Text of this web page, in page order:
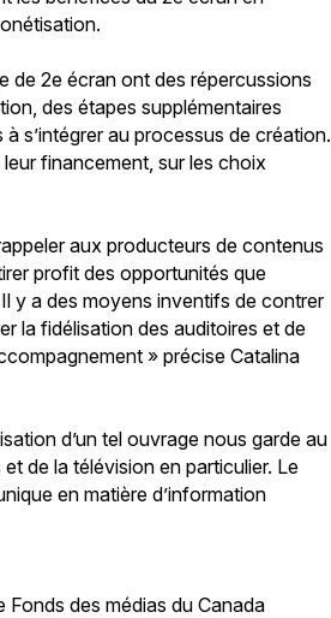
de 2e écran ont des répercussions
des étapes supplémentaires
s’intégrer au processus de création.
financement, sur les choix
aux producteurs de contenus
profit des opportunités que
y a des moyens inventifs de contrer
la fidélisation des auditoires et de
» précise Catalina
d’un tel ouvrage nous garde au
de la télévision en particulier. Le
en matière d’information
Fonds des médias du Canada